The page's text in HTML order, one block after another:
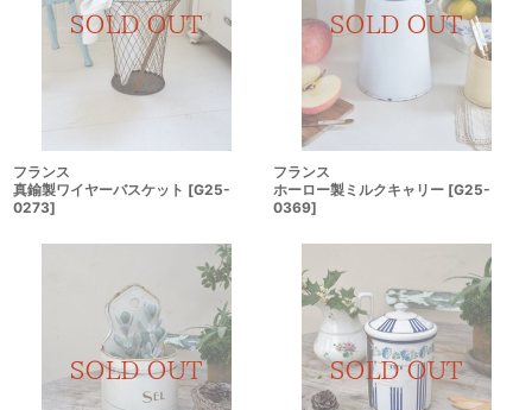
フランス
真鍮製ワイヤーバスケット [G25-
0273]
フランス
ホーロー製ミルクキャリー [G25-
0369]